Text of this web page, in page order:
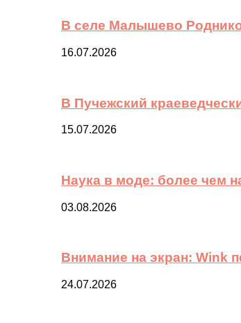
В селе Малышево
16.07.2026
В Пучежский
15.07.2026
Наука в моде: более чем
03.08.2026
Внимание на экран: Wink
24.07.2026